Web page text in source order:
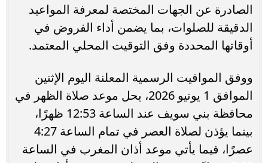
الصادرة عن الجهات المختصة لمعرفة المواعيد
الدقيقة للصلوات، بما يضمن أداء الفروض في
أوقاتها المحددة وفق التوقيت المحلي المعتمد.
ووفق المواقيت الرسمية المعلنة اليوم الإثنين
الموافق 1 يونيو 2026، يحل موعد صلاة الظهر في
محافظة بني سويف عند الساعة 12:53 ظهرًا،
بينما يؤذن لصلاة العصر في تمام الساعة 4:27
عصرًا، فيما يأتي موعد أذان المغرب في الساعة